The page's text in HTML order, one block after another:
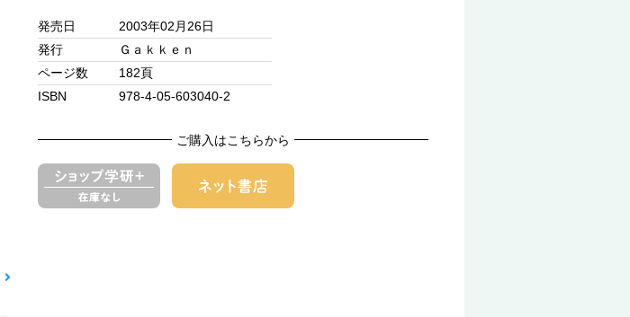
発売日
2003年02月26日
発行
Ｇａｋｋｅｎ
ページ数
182頁
ISBN
978-4-05-603040-2
ご購入はこちらから